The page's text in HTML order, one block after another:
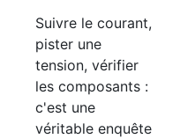
Suivre le courant,
pister une
tension, vérifier
les composants :
c'est une
véritable enquête